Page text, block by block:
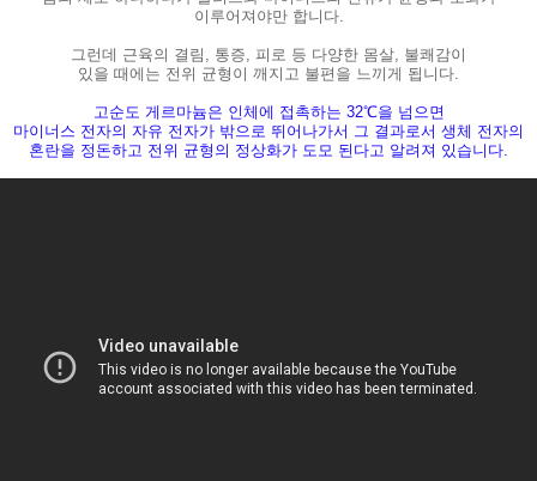
이루어져야만 합니다.
그런데 근육의 결림, 통증, 피로 등 다양한 몸살, 불쾌감이
있을 때에는 전위 균형이 깨지고 불편을 느끼게 됩니다.
고순도 게르마늄은 인체에 접촉하는 32℃을 넘으면
마이너스 전자의 자유 전자가 밖으로 뛰어나가서 그 결과로서 생체 전자의
혼란을 정돈하고 전위 균형의 정상화가 도모 된다고 알려져 있습니다.